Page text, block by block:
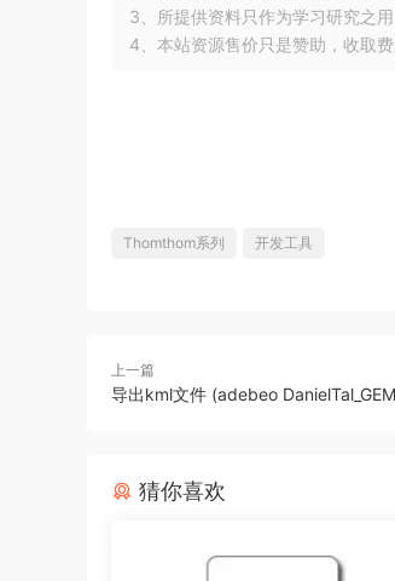
3、所提供资料只作为学习研究之
4、本站资源售价只是赞助，收取
Thomthom系列 开发工具
上一篇
导出kml文件 (adebeo
猜你喜欢